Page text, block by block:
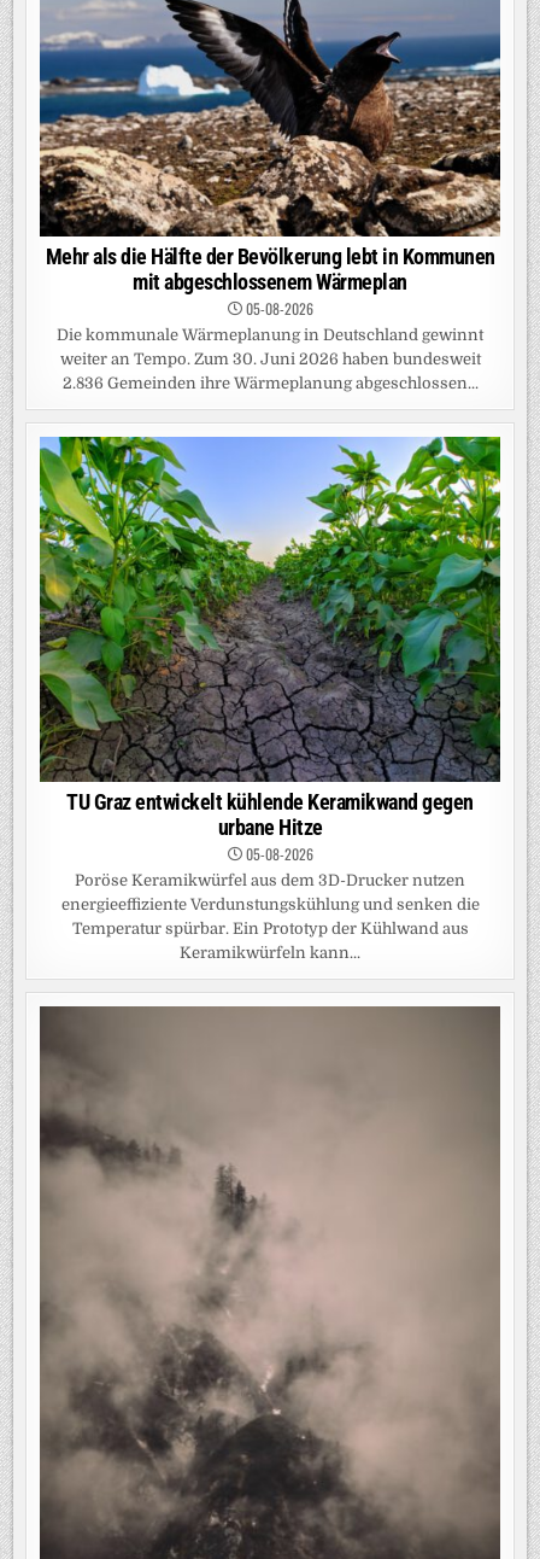
Mehr als die Hälfte der Bevölkerung lebt in Kommunen
mit abgeschlossenem Wärmeplan
05-08-2026
Die kommunale Wärmeplanung in Deutschland gewinnt
weiter an Tempo. Zum 30. Juni 2026 haben bundesweit
2.836 Gemeinden ihre Wärmeplanung abgeschlossen...
TU Graz entwickelt kühlende Keramikwand gegen
urbane Hitze
05-08-2026
Poröse Keramikwürfel aus dem 3D-Drucker nutzen
energieeffiziente Verdunstungskühlung und senken die
Temperatur spürbar. Ein Prototyp der Kühlwand aus
Keramikwürfeln kann...